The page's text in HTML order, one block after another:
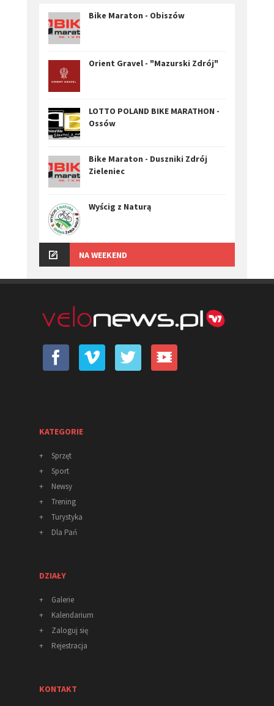
Bike Maraton - Obiszów
Orient Gravel - "Mazurski Zdrój"
LOTTO POLAND BIKE MARATHON -
Ossów
Bike Maraton - Duszniki Zdrój
Zieleniec
Wyścig z Naturą
NA WEEKEND
KATEGORIE
+
Sprzęt
+
Sport
+
Newsy
+
Trening
+
Turystyka
+
Dla Pań
DZIAŁY
+
Galerie
+
Kalendarium
+
Zaloguj się
+
Rejestracja
KONTAKT